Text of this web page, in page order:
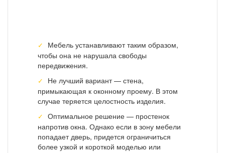
Мебель устанавливают таким образом,
чтобы она не нарушала свободы
передвижения.
Не лучший вариант — стена,
примыкающая к оконному проему. В этом
случае теряется целостность изделия.
Оптимальное решение — простенок
напротив окна. Однако если в зону мебели
попадает дверь, придется ограничиться
более узкой и короткой моделью или